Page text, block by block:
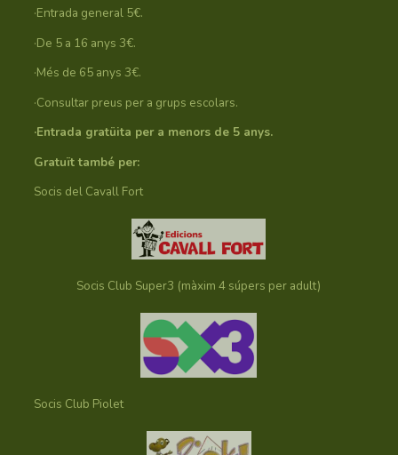
·Entrada general 5€.
·De 5 a 16 anys 3€.
·Més de 65 anys 3€.
·Consultar preus per a grups escolars.
·Entrada gratüita per a menors de 5 anys.
Gratuït també per:
Socis del Cavall Fort
Socis Club Super3 (màxim 4 súpers per adult)
Socis Club Piolet